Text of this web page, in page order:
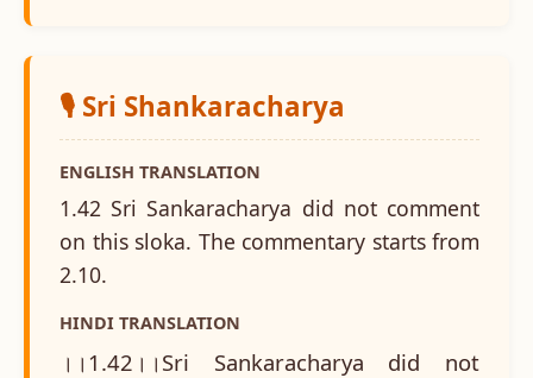
🎙️ Sri Shankaracharya
ENGLISH TRANSLATION
1.42 Sri Sankaracharya did not comment
on this sloka. The commentary starts from
2.10.
HINDI TRANSLATION
।।1.42।।Sri Sankaracharya did not